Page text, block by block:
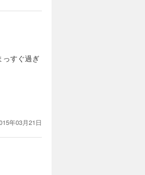
っすぐ過ぎ
年03月21日